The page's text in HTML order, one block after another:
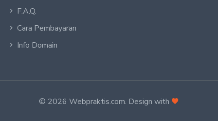
F.A.Q.
Cara Pembayaran
Info Domain
© 2026 Webpraktis.com. Design with